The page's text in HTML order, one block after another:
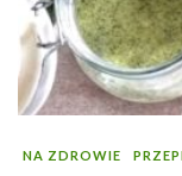
NA ZDROWIE